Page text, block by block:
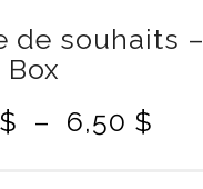
de souhaits –
Box
$ – 6,50 $